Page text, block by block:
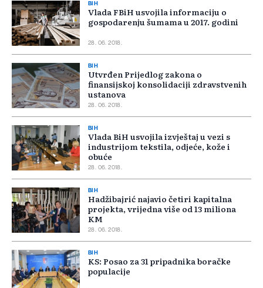
BIH
Vlada FBiH usvojila informaciju o
gospodarenju šumama u 2017. godini
28. 06. 2018.
BIH
Utvrđen Prijedlog zakona o
finansijskoj konsolidaciji zdravstvenih
ustanova
28. 06. 2018.
BIH
Vlada BiH usvojila izvještaj u vezi s
industrijom tekstila, odjeće, kože i
obuće
28. 06. 2018.
BIH
Hadžibajrić najavio četiri kapitalna
projekta, vrijedna više od 13 miliona
KM
28. 06. 2018.
BIH
KS: Posao za 31 pripadnika boračke
populacije